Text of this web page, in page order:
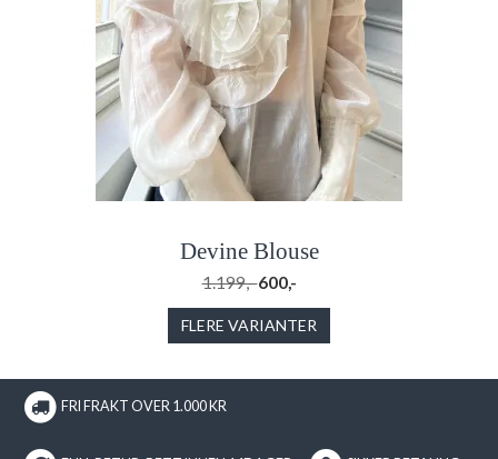
Devine Blouse
1.199,-600,-
FLERE VARIANTER
FRI FRAKT OVER 1.000 KR